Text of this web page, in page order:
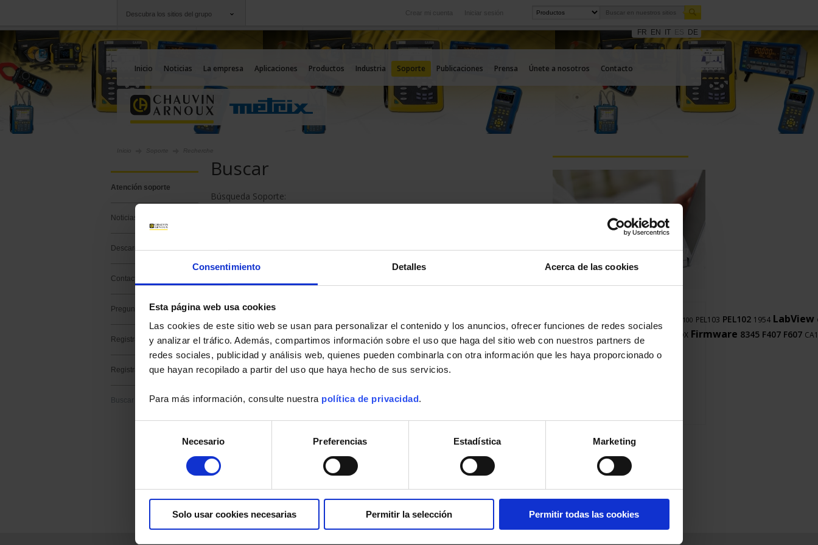
Consentimiento Detalles Acerca de las cookies
Esta página web usa cookies
Las cookies de este sitio web se usan para personalizar el contenido y los anuncios, ofrecer funciones de redes sociales
y analizar el tráfico. Además, compartimos información sobre el uso que haga del sitio web con nuestros partners de
redes sociales, publicidad y análisis web, quienes pueden combinarla con otra información que les haya proporcionado o
que hayan recopilado a partir del uso que haya hecho de sus servicios.
Para más información, consulte nuestra política de privacidad.
consentimiento
Necesario Preferencias Estadística Marketing
Solo usar cookies necesarias Permitir la selección Permitir todas las cookies
Descubra los sitios del grupo Iniciar sesión
Crear mi cuenta
Chauvin Arnoux
Una oferta a su servicio
Internacional
Nuestras filiales en el extranjero
FR EN IT DE
Inicio Noticias La empresa Aplicaciones Productos Industria Soporte Publicaciones Prensa Únete a nosotros Contacto
Inicio Soporte Recherche
Atención soporte
Noticias
Descarga
Contacto soporte
Preguntas frecuentes
Registrar un producto
Registrar un software
Buscar
Buscar
Búsqueda Soporte:
Buscar :
Palabras clave :
1 resultado(s) :
Descargar
ScopeNet lets you, from your tablet or Android phone :
- Perform measurements and analyses
- Take screenshots of the...
Haga una pregunta a un
técnico de apoyo
FTV100 PEL103 PEL102 1954 LabView
LabWindows DOX Firmware 8345 F407 F607